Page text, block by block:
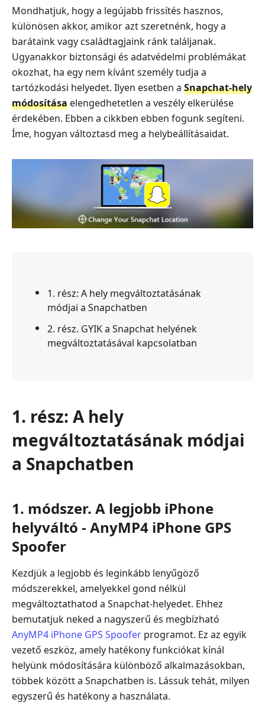
Mondhatjuk, hogy a legújabb frissítés hasznos,
különösen akkor, amikor azt szeretnénk, hogy a
barátaink vagy családtagjaink ránk találjanak.
Ugyanakkor biztonsági és adatvédelmi problémákat
okozhat, ha egy nem kívánt személy tudja a
tartózkodási helyedet. Ilyen esetben a Snapchat‑hely
módosítása elengedhetetlen a veszély elkerülése
érdekében. Ebben a cikkben ebben fogunk segíteni.
Íme, hogyan változtasd meg a helybeállításaidat.
1. rész: A hely megváltoztatásának
módjai a Snapchatben
2. rész. GYIK a Snapchat helyének
megváltoztatásával kapcsolatban
1. rész: A hely
megváltoztatásának módjai
a Snapchatben
1. módszer. A legjobb iPhone
helyváltó - AnyMP4 iPhone GPS
Spoofer
Kezdjük a legjobb és leginkább lenyűgöző
módszerekkel, amelyekkel gond nélkül
megváltoztathatod a Snapchat‑helyedet. Ehhez
bemutatjuk neked a nagyszerű és megbízható
AnyMP4 iPhone GPS Spoofer programot. Ez az egyik
vezető eszköz, amely hatékony funkciókat kínál
helyünk módosítására különböző alkalmazásokban,
többek között a Snapchatben is. Lássuk tehát, milyen
egyszerű és hatékony a használata.